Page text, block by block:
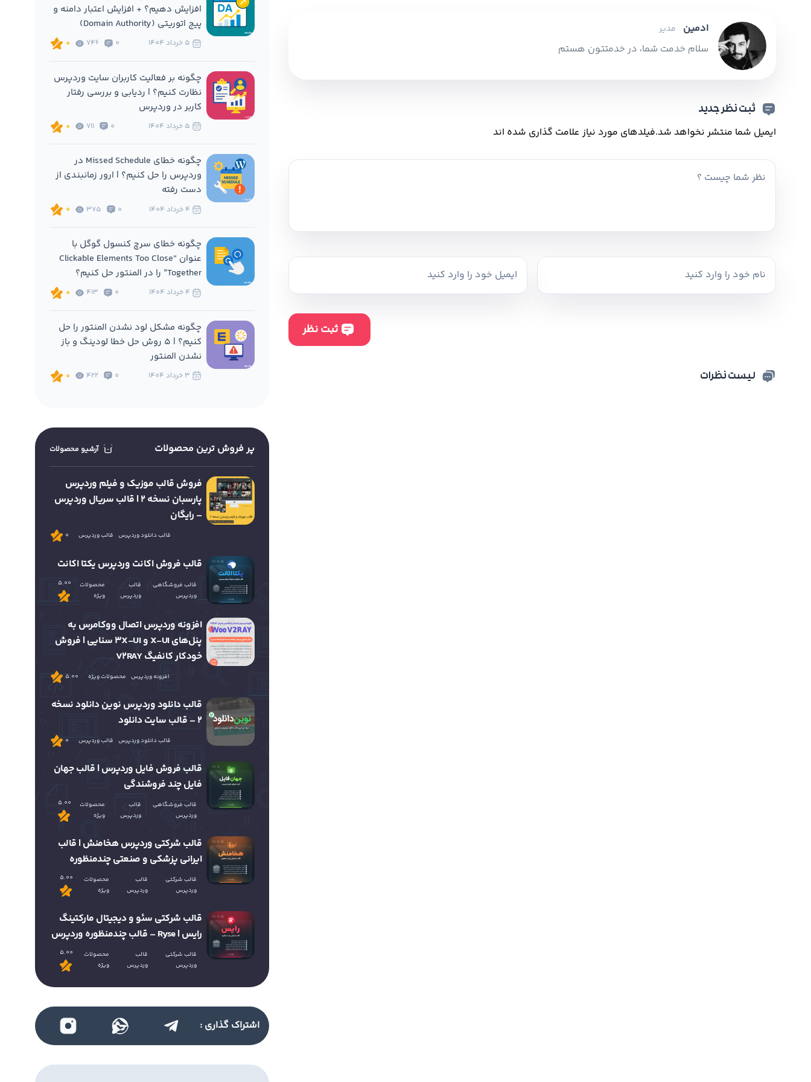
ادمین مدیر
سلام خدمت شما، در خدمتتون هستم
ثبت نظر جدید
ایمیل شما منتشر نخواهد شد.فیلدهای مورد نیاز علامت گذاری شده اند
لیست نظرات
افزایش دهیم؟ + افزایش اعتبار دامنه و
پیج اتوریتی (Domain Authority)
0
746
0
چگونه بر فعالیت کاربران سایت وردپرس
نظارت کنیم؟ | ردیابی و بررسی رفتار
کاربر در وردپرس
0
711
0
چگونه خطای Missed Schedule در
وردپرس را حل کنیم؟ | ارور زمانبندی از
دست رفته
0
375
0
چگونه خطای سرچ کنسول گوگل با
عنوان “Clickable Elements Too Close
Together” را در المنتور حل کنیم؟
0
413
0
چگونه مشکل لود نشدن المنتور را حل
کنیم؟ | 5 روش حل خطا لودینگ و باز
نشدن المنتور
0
422
0
پر فروش ترین محصولات آرشیو محصولات
فروش قالب موزیک و فیلم وردپرس
پارسبان نسخه 2 | قالب سریال وردپرس
– رایگان
قالب دانلود وردپرس قالب وردپرس 0
قالب فروش اکانت وردپرس یکتا اکانت
قالب فروشگاهی
وردپرس
قالب
وردپرس
محصولات
ویژه
5.00
افزونه وردپرس اتصال ووکامرس به
پنل‌های X-UI و 3X-UI سنایی | فروش
خودکار کانفیگ V2RAY
افزونه وردپرس محصولات ویژه 5.00
قالب دانلود وردپرس نوین دانلود نسخه
2 – قالب سایت دانلود
قالب دانلود وردپرس قالب وردپرس 0
قالب فروش فایل وردپرس | قالب جهان
فایل چند فروشندگی
قالب فروشگاهی
وردپرس
قالب
وردپرس
محصولات
ویژه
5.00
قالب شرکتی وردپرس هخامنش | قالب
ایرانی پزشکی و صنعتی چندمنظوره
قالب شرکتی
وردپرس
قالب
وردپرس
محصولات
ویژه
5.00
قالب شرکتی سئو و دیجیتال مارکتینگ
رایس | Ryse – قالب چندمنظوره وردپرس
قالب شرکتی
وردپرس
قالب
وردپرس
محصولات
ویژه
5.00
اشتراک گذاری :